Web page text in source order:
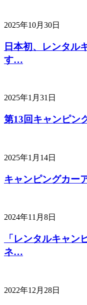
2025年10月30日
日本初、レンタル
す…
2025年1月31日
第13回キャンピン
2025年1月14日
キャンピングカー
2024年11月8日
「レンタルキャ
ネ…
2022年12月28日